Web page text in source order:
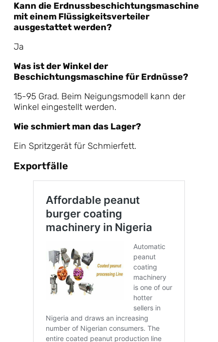
Kann die Erdnussbeschichtungsmaschine
mit einem Flüssigkeitsverteiler
ausgestattet werden?
Ja
Was ist der Winkel der
Beschichtungsmaschine für Erdnüsse?
15-95 Grad. Beim Neigungsmodell kann der
Winkel eingestellt werden.
Wie schmiert man das Lager?
Ein Spritzgerät für Schmierfett.
Exportfälle